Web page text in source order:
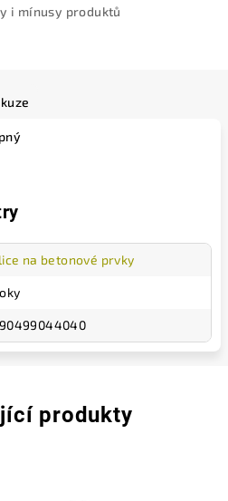
i mínusy produktů
na betonové prvky
produkty